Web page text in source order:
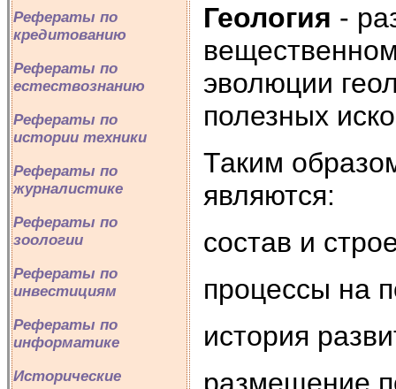
Рефераты по
кредитованию
Рефераты по
естествознанию
Рефераты по
истории техники
Рефераты по
журналистике
Рефераты по
зоологии
Рефераты по
инвестициям
Рефераты по
информатике
Исторические
Геология -
эволюции
полезных
Таким
являются:
состав и
процессы на
история
размещение